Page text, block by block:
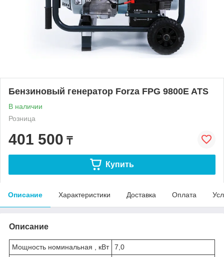
Бензиновый генератор Forza FPG 9800E ATS
В наличии
Розница
401 500 ₸
Купить
Описание Характеристики Доставка Оплата
Описание
Мощность номинальная , кВт
7,0